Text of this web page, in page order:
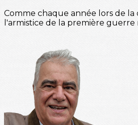
Comme chaque année lors de
l'armistice de la première guerre